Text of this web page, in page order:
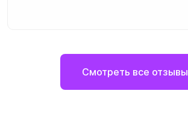
Смотреть все отзывы